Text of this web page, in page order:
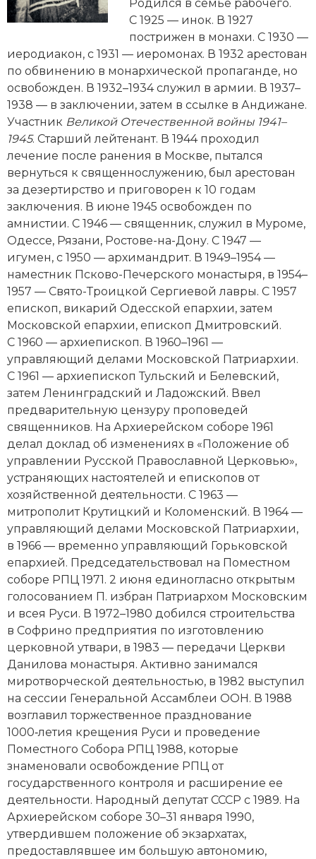
Генеалогия, геральдика
Государство и право
Европа
Империи
Историческая география и топонимика
История материальной и духовной культуры
История международных отношений
История, философия, теория и методология
исторического знания
Итория международных отношений
Латинская Америка
Новая история
Новейшая история
Нумизматика
Образование
Общественные объединения и организации
Политическая история
Революции и народные движения
Религия и церковь
Россия
Северная Америка
Социально-экономическая история
Специальные исторические дисциплины
СССР
Южная Америка
Родился в семье рабочего.
С 1925 — инок. В 1927
пострижен в монахи. С 1930 —
иеродиакон, с 1931 — иеромонах. В 1932 арестован
по обвинению в монархической пропаганде, но
освобожден. В 1932–1934 служил в армии. В 1937–
1938 — в заключении, затем в ссылке в Андижане.
Участник Великой Отечественной вой­ны 1941–
1945. Старший лейтенант. В 1944 проходил
лечение после ранения в Москве, пытался
вернуться к священнослужению, был арестован
за дезертирство и приговорен к 10 годам
заключения. В июне 1945 освобожден по
амнистии. С 1946 — священник, служил в Муроме,
Одессе, Рязани, Ростове-на-Дону. С 1947 —
игумен, с 1950 — архимандрит. В 1949–1954 —
наместник Псково-Печерского монастыря, в 1954–
1957 — Свято-Троицкой Сергиевой лавры. С 1957
епископ, викарий Одесской епархии, затем
Московской епархии, епископ Дмитровский.
С 1960 — архиепископ. В 1960–1961 —
управляющий делами Московской Патриархии.
С 1961 — архиепископ Тульский и Белевский,
затем Ленинградский и Ладожский. Ввел
предварительную цензуру проповедей
священников. На Архиерейском соборе 1961
делал доклад об изменениях в «Положение об
управлении Русской Православной Церковью»,
устраняющих настоятелей и епископов от
хозяйственной деятельности. С 1963 —
митрополит Крутицкий и Коломенский. В 1964 —
управляющий делами Московской Патриархии,
в 1966 — временно управляющий Горьковской
епархией. Председательствовал на Поместном
соборе РПЦ 1971. 2 июня единогласно открытым
голосованием П. избран Патриархом Московским
и всея Руси. В 1972–1980 добился строительства
в Софрино предприятия по изготовлению
церковной утвари, в 1983 — передачи Церкви
Данилова монастыря. Активно занимался
миротворческой деятельностью, в 1982 выступил
на сессии Генеральной Ассамблеи ООН. В 1988
возглавил торжественное празднование
1000‑летия крещения Руси и проведение
Поместного Собора РПЦ 1988, которые
знаменовали освобождение РПЦ от
государственного контроля и расширение ее
деятельности. Народный депутат СССР с 1989. На
Архиерейском соборе 30–31 января 1990,
утвердившем положение об экзархатах,
предоставлявшее им большую автономию,